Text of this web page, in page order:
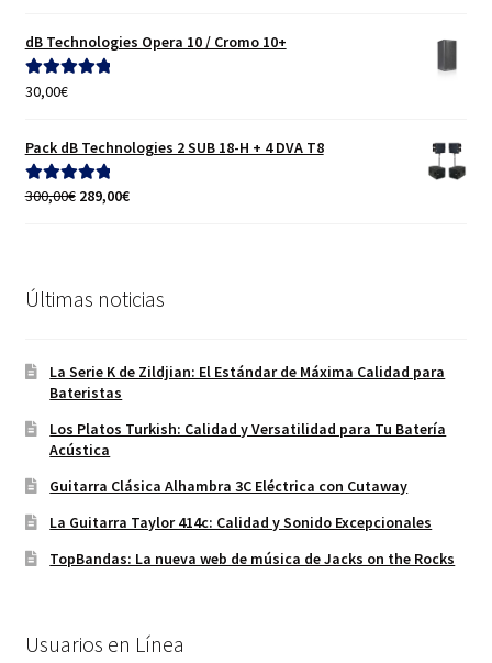
original
era:
actual
es:
dB Technologies Opera 10 / Cromo 10+
Valorado con
30,00€
Pack dB Technologies 2 SUB 18-H + 4 DVA T8
Valorado con
300,00€ El
300,00€.
289,00€El
289,00€.
Últimas noticias
La Serie K de Zildjian: El Estándar de Máxima Calidad para
Bateristas
Los Platos Turkish: Calidad y Versatilidad para Tu Batería
Acústica
Guitarra Clásica Alhambra 3C Eléctrica con Cutaway
La Guitarra Taylor 414c: Calidad y Sonido Excepcionales
TopBandas: La nueva web de música de Jacks on the Rocks
Usuarios en Línea